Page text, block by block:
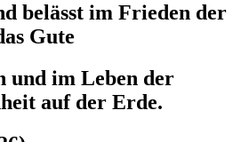
belässt im Frieden der
Gute
und im Leben der
auf der Erde.